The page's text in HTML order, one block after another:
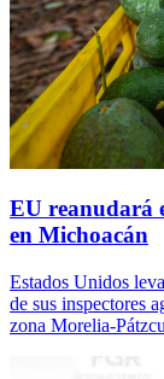
EU reanudará
en Michoacán
Estados Unidos
de sus inspectores
zona Morelia-